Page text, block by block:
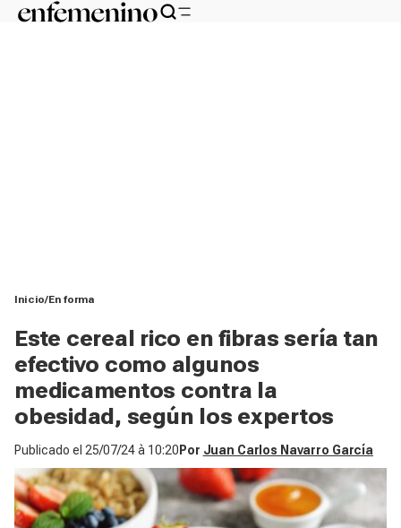
Inicio En forma
Este cereal rico en fibras sería tan
efectivo como algunos
medicamentos contra la
obesidad, según los expertos
Publicado el 25/07/24 à 10:20 Por Juan Carlos Navarro García